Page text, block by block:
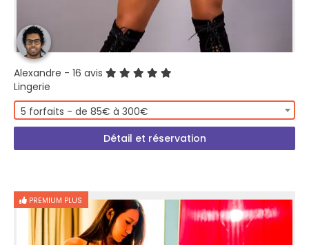
Alexandre - 16 avis
Lingerie
5 forfaits - de 85€ à 300€
Détail et réservation
PREMIUM PLUS